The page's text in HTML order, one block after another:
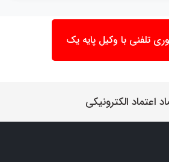
تلفنی با وکیل پایه یک